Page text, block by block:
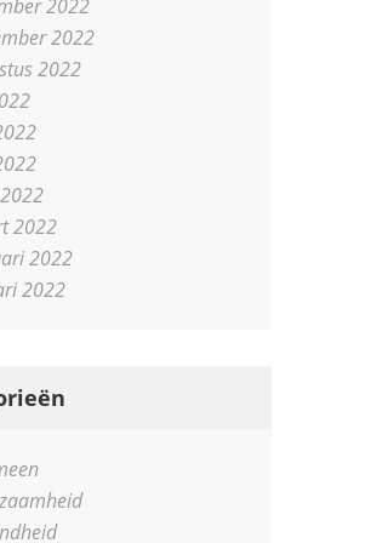
2022
2022
2022
2022
2022
2022